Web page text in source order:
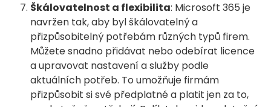
Škálovatelnost a flexibilita: Microsoft 365 je
navržen tak, aby byl škálovatelný a
přizpůsobitelný potřebám různých typů firem.
Můžete snadno přidávat nebo odebírat licence
a upravovat nastavení a služby podle
aktuálních potřeb. To umožňuje firmám
přizpůsobit si své předplatné a platit jen za to,